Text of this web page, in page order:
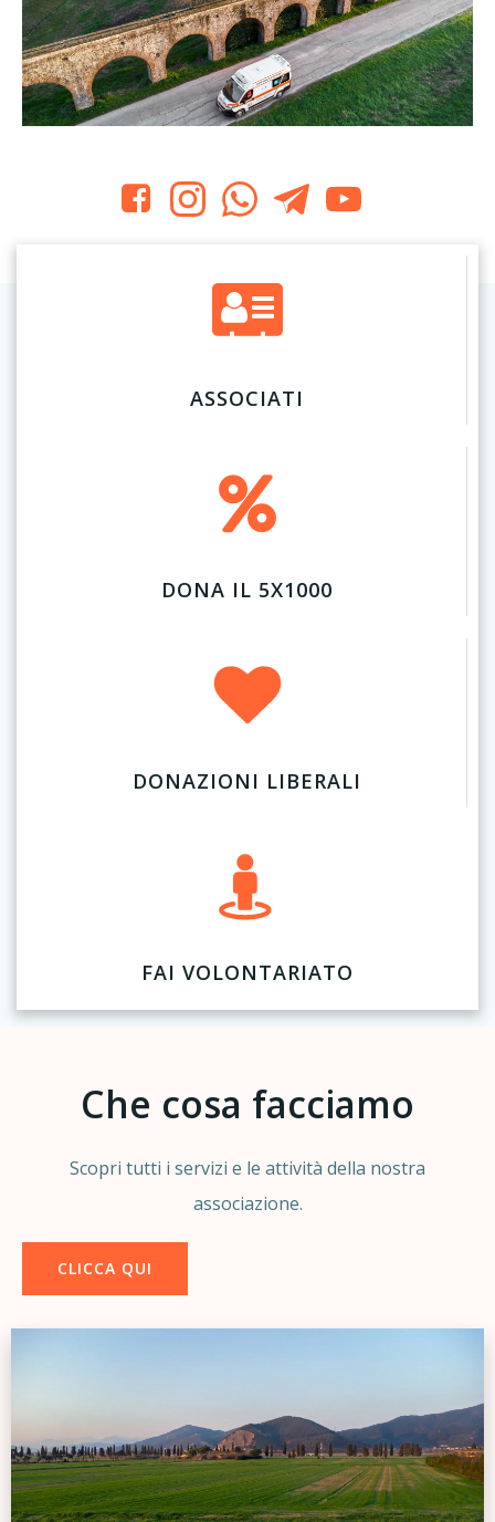
ASSOCIATI
DONA IL 5X1000
DONAZIONI LIBERALI
FAI VOLONTARIATO
Che cosa facciamo
Scopri tutti i servizi e le attività della nostra
associazione.
CLICCA QUI